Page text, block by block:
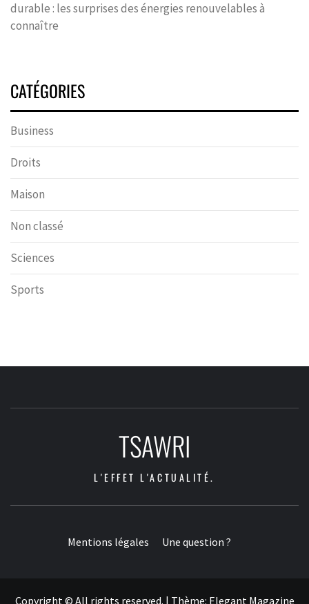
durable : les surprises des énergies renouvelables à
connaître
CATÉGORIES
Business
Droits
Maison
Non classé
Sciences
Sports
TSAWRI
L'EFFET L'ACTUALITÉ.
Mentions légales Une question ?
Copyright © All rights reserved. | Thème: Elegant Magazine